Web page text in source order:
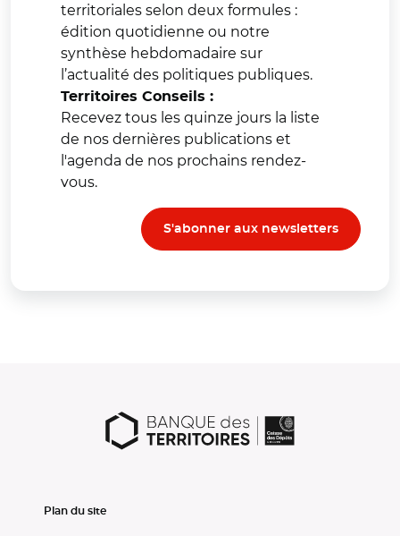
territoriales selon deux formules :
édition quotidienne ou notre
synthèse hebdomadaire sur
l’actualité des politiques publiques.
Territoires Conseils :
Recevez tous les quinze jours la liste
de nos dernières publications et
l'agenda de nos prochains rendez-
vous.
S'abonner aux newsletters
Plan du site